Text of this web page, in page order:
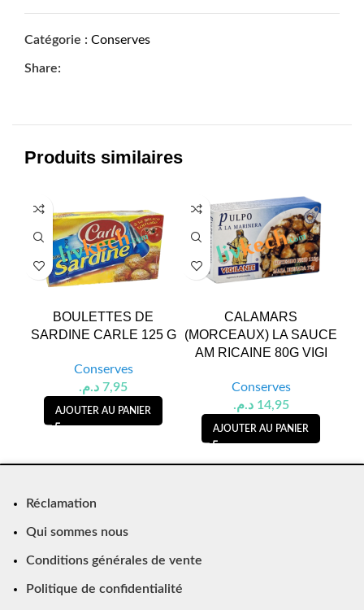
Catégorie : Conserves
Share:
Produits similaires
BOULETTES DE
SARDINE CARLE 125 G
Conserves
7,95 د.م.
AJOUTER AU PANIER
CALAMARS
(MORCEAUX) LA SAUCE
AM RICAINE 80G VIGI
Conserves
14,95 د.م.
AJOUTER AU PANIER
Réclamation
Qui sommes nous
Conditions générales de vente
Politique de confidentialité